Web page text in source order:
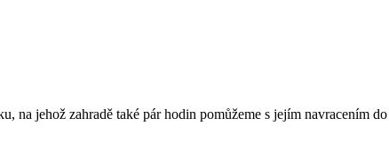
na jehož zahradě také pár hodin pomůžeme s jejím navracením